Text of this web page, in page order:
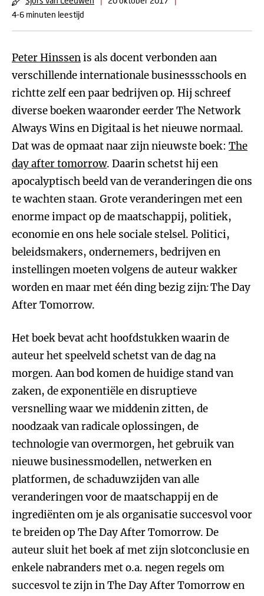
4-6 minuten leestijd
Peter Hinssenis als docent verbonden aan
verschillende internationale businessschools en
richtte zelf een paar bedrijven op. Hij schreef
diverse boeken waaronder eerder The Network
Always Wins en Digitaal is het nieuwe normaal.
Dat was de opmaat naar zijn nieuwste boek: The
day after tomorrow. Daarin schetst hij een
apocalyptisch beeld van de veranderingen die ons
te wachten staan. Grote veranderingen met een
enorme impact op de maatschappij, politiek,
economie en ons hele sociale stelsel. Politici,
beleidsmakers, ondernemers, bedrijven en
instellingen moeten volgens de auteur wakker
worden en maar met één ding bezig zijn:The Day
After Tomorrow.
Het boek bevat acht hoofdstukken waarin de
auteur het speelveld schetst van de dag na
morgen. Aan bod komen de huidige stand van
zaken, de exponentiële en disruptieve
versnelling waar we middenin zitten, de
noodzaak van radicale oplossingen, de
technologie van overmorgen, het gebruik van
nieuwe businessmodellen, netwerken en
platformen, de schaduwzijden van alle
veranderingen voor de maatschappij en de
ingrediënten om je als organisatie succesvol voor
te breiden op The Day After Tomorrow. De
auteur sluit het boek af met zijn slotconclusie en
enkele nabranders met o.a. negen regels om
succesvol te zijn in The Day After Tomorrow en